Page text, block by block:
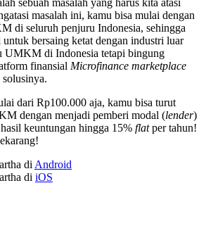
sebuah masalah yang harus kita atasi
masalah ini, kamu bisa mulai dengan
di seluruh penjuru Indonesia, sehingga
bersaing ketat dengan industri luar
UMKM di Indonesia tetapi bingung
finansial Microfinance marketplace
dari Rp100.000 aja, kamu bisa turut
dengan menjadi pemberi modal (lender)
keuntungan hingga 15% flatper tahun!
di Android
di iOS